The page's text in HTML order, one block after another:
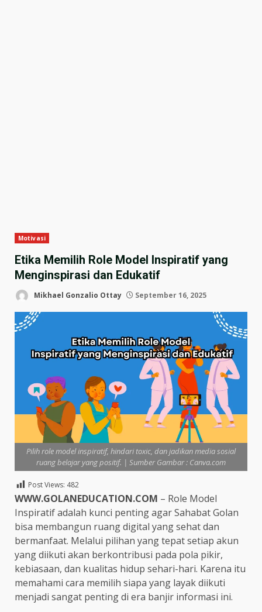
Motivasi
Etika Memilih Role Model Inspiratif yang
Menginspirasi dan Edukatif
Mikhael Gonzalio Ottay September 16, 2025
Pilih role model inspiratif, hindari toxic, dan jadikan media sosial
ruang belajar yang positif. | Sumber Gambar : Canva.com
Post Views: 482
WWW.GOLANEDUCATION.COM – Role Model
Inspiratif adalah kunci penting agar Sahabat Golan
bisa membangun ruang digital yang sehat dan
bermanfaat. Melalui pilihan yang tepat setiap akun
yang diikuti akan berkontribusi pada pola pikir,
kebiasaan, dan kualitas hidup sehari-hari. Karena itu
memahami cara memilih siapa yang layak diikuti
menjadi sangat penting di era banjir informasi ini.